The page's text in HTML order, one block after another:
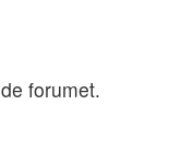
forumet.